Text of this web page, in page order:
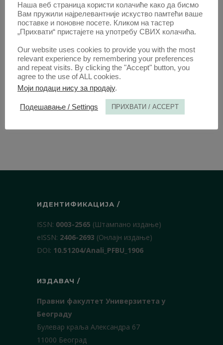
ИДЕНТИФИКАЦИЈА /
ISSN: 0003-2565 (Штампано издање)
еISSN: 2406-2693 (Онлајн издање)
DOI: 10.51204/Anali_PFBU_1906
ИЗДАВАЧ /
Правни факултет Универзитета у
Београду
Булевар краља Александра 67
11000 Београд
Наша веб страница користи колачиће како да бисмо
Вам пружили најрелевантније искуство памтећи ваше
поставке и поновне посете. Кликом на тастер
„Прихвати“ пристајете на употребу СВИХ колачића.
Our website uses cookies to provide you with the most
relevant experience by remembering your preferences
and repeat visits. By clicking the "Accept" button, you
agree to the use of ALL cookies.
Моји подаци нису за продају.
Подешавање / Settings ПРИХВАТИ / ACCEPT